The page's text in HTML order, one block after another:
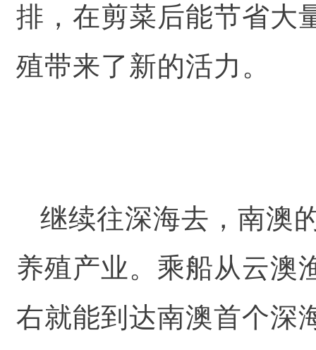
排，在剪菜后能节省大
殖带来了新的活力。
继续往深海去，南澳
养殖产业。乘船从云澳
右就能到达南澳首个深